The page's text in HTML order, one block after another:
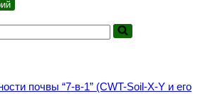
почвы “7-в-1” (CWT-Soil-X-Y и его